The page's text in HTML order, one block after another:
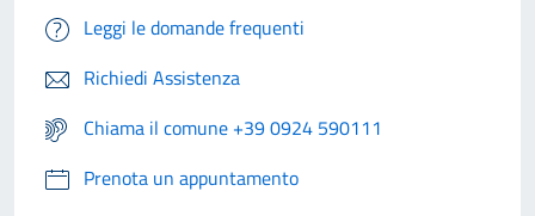
Leggi le domande frequenti
Richiedi Assistenza
Chiama il comune +39 0924 590111
Prenota un appuntamento